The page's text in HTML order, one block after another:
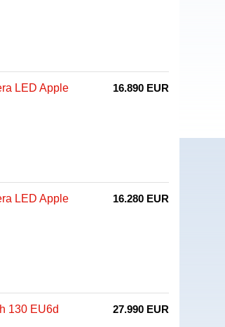
16.890 EUR
LED Apple
16.280 EUR
LED Apple
27.990 EUR
130 EU6d